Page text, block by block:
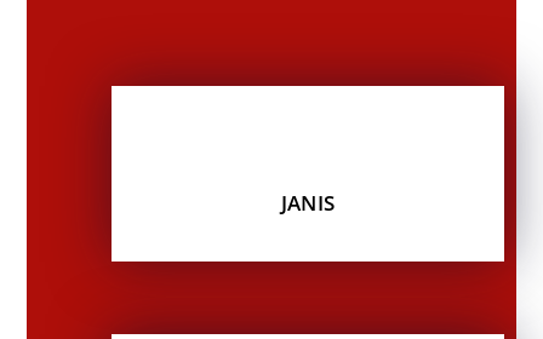
JANIS